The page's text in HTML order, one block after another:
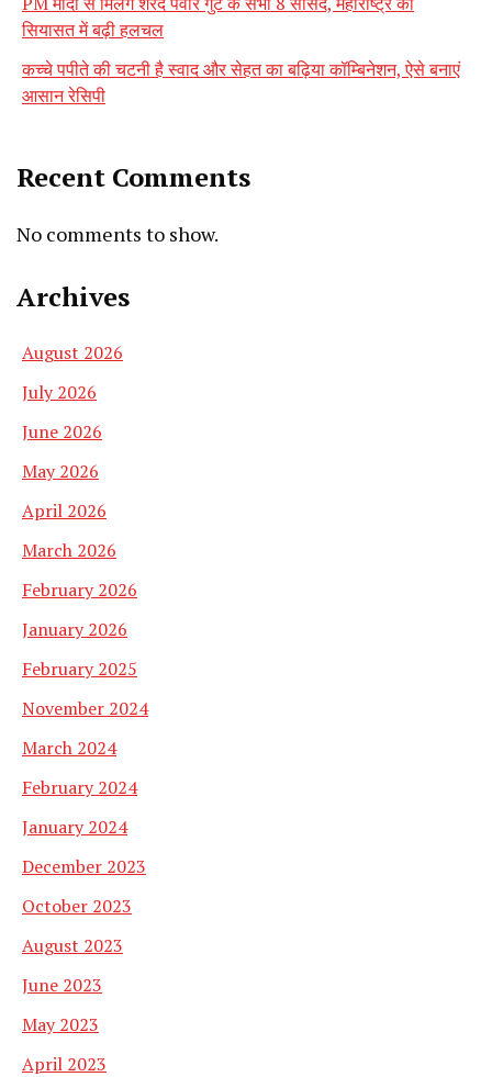
सियासत में बढ़ी हलचल
कच्चे पपीते की चटनी है स्वाद और सेहत का बढ़िया कॉम्बिनेशन, ऐसे बनाएं
आसान रेसिपी
Recent Comments
No comments to show.
Archives
August 2026
July 2026
June 2026
May 2026
April 2026
March 2026
February 2026
January 2026
February 2025
November 2024
March 2024
February 2024
January 2024
December 2023
October 2023
August 2023
June 2023
May 2023
April 2023